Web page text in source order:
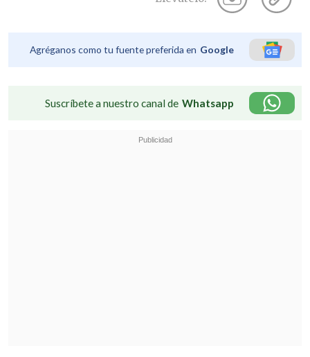
Agréganos como tu fuente preferida en Google
Suscríbete a nuestro canal de Whatsapp